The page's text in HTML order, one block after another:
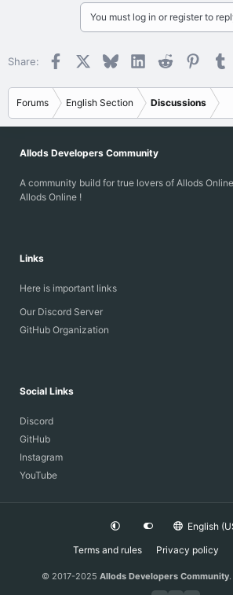
o
s
:
You must log in or register to
Share: Facebook BlueskyLinkedInReddit
Forums English Section Discussions
Allods Developers Community
A community build for true lovers of Allods
Allods Online !
Links
Here is important links
Our Discord Server
GitHub Organization
Social Links
Discord
GitHub
Instagram
YouTube
English
Terms and rules
Privacy policy
© 2017-2025 Allods Developers Community.